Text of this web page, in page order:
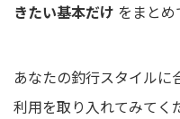
きたい基本だけ をまとめ
あなたの釣行スタイルに
利用を取り入れてみてく